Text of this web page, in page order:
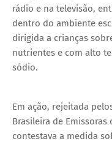
rádio e na televisão,
dentro do ambiente
dirigida a crianças
nutrientes e com alto
sódio.
Thank you for watching
Em ação, rejeitada
Brasileira de Emissoras
contestava a medida